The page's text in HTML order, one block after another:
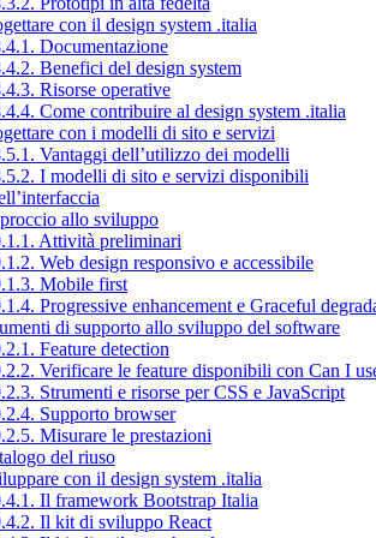
con il design system .italia
Documentazione
Benefici del design system
Risorse operative
Come contribuire al design system .italia
con i modelli di sito e servizi
Vantaggi dell’utilizzo dei modelli
I modelli di sito e servizi disponibili
allo sviluppo
Attività preliminari
Web design responsivo e accessibile
Mobile first
Progressive enhancement e Graceful
di supporto allo sviluppo del software
Feature detection
Verificare le feature disponibili con Can I
Strumenti e risorse per CSS e JavaScript
Supporto browser
Misurare le prestazioni
del riuso
con il design system .italia
Il framework Bootstrap Italia
Il kit di sviluppo React